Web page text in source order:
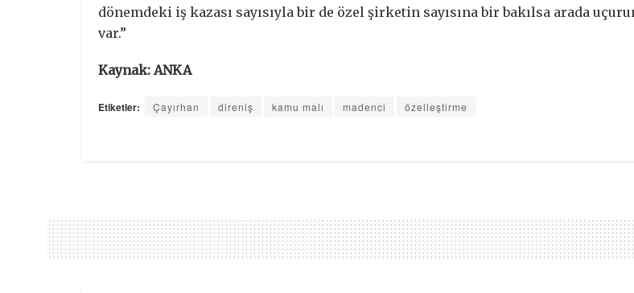
dönemdeki iş kazası sayısıyla bir de özel şirketin sayısına bir bakılsa arada
var.”
Kaynak: ANKA
Etiketler: Çayırhan direniş kamu malı madenci özelleştirme